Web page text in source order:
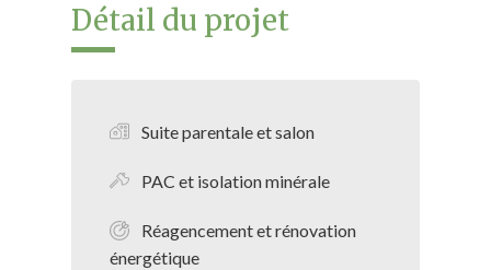
Détail du projet
Suite parentale et salon
PAC et isolation minérale
Réagencement et rénovation
énergétique